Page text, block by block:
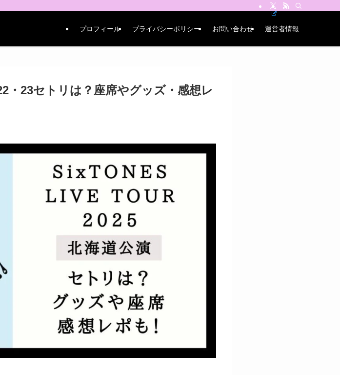
プロフィール プライバシーポリシー お問い合わせ 運営者情報
・23セトリは？座席やグッズ・感想レ